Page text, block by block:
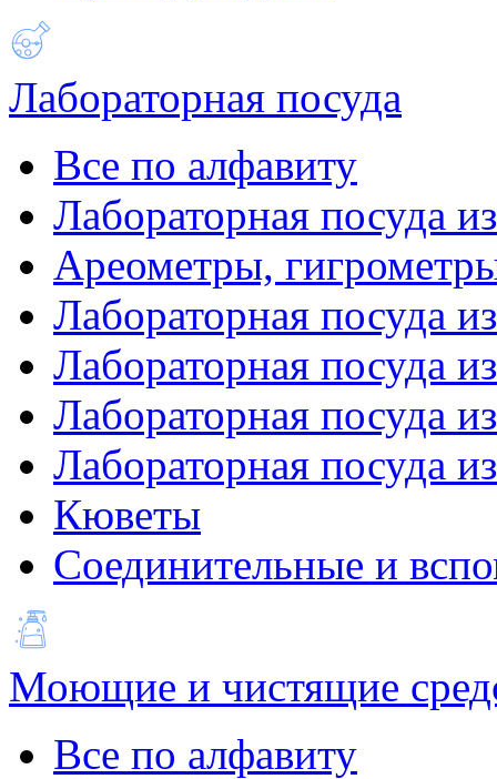
Лабораторная посуда
Все по алфавиту
Лабораторная посуда
Ареометры,
Лабораторная посуда
Лабораторная посуда
Лабораторная посуда
Лабораторная посуда
Кюветы
Соединительные и
Моющие и чистящие
Все по алфавиту